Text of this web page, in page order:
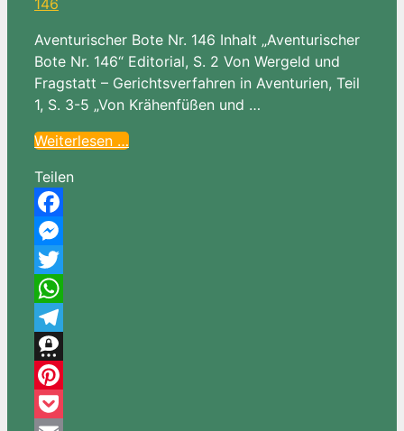
Aventurischer Bote Nr. 146 Inhalt „Aventurischer
Bote Nr. 146“ Editorial, S. 2 Von Wergeld und
Fragstatt – Gerichtsverfahren in Aventurien, Teil
1, S. 3-5 „Von Krähenfüßen und …
Weiterlesen …
Teilen
Facebook
Messenger
Twitter
WhatsApp
Telegram
Threema
Pinterest